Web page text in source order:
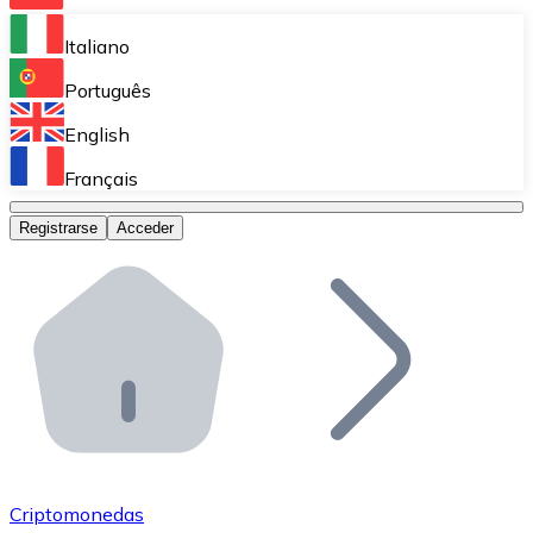
Bitnovo Ramp
Integra nuestra solución en tu plataforma.
Bitnovo Giftcards
Bitnovo OTC
Bitnovo ATM
Integra un ATM Bitnovo en tu negocio y permite que
Bitnovo API
Integra nuestra API en tu ecosistema.
Únete a nuestra red de distribuidores.
Italiano
Português
English
Français
Registrarse Acceder
Criptomonedas